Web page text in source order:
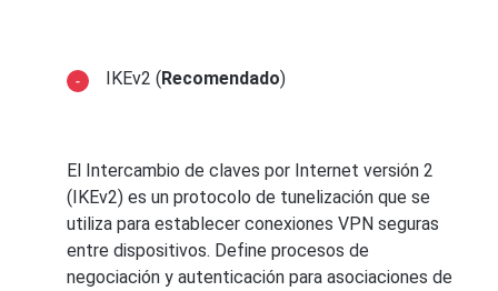
IKEv2 (Recomendado)
El Intercambio de claves por Internet versión 2
(IKEv2) es un protocolo de tunelización que se
utiliza para establecer conexiones VPN seguras
entre dispositivos. Define procesos de
negociación y autenticación para asociaciones de